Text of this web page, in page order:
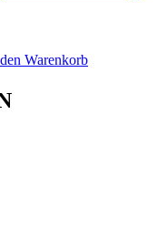
Warenkorb